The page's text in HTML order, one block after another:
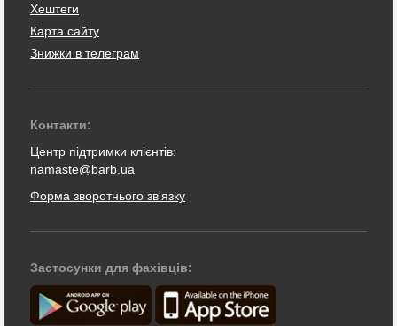
Хештеги
Карта сайту
Знижки в телеграм
Контакти:
Центр підтримки клієнтів:
namaste@barb.ua
Форма зворотнього зв'язку
Застосунки для фахівців: